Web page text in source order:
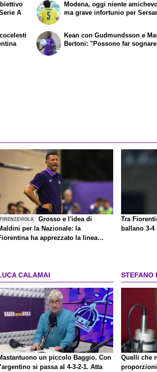
A
Modena, oggi niente
ma grave infortunio per
Kean con Gudmundsson e
Bertoni: "Possono far
FIRENZEVIOLA
Grosso e l'idea di
per la Nazionale: la
ha apprezzato la linea
Tra
ballano 3-
CALAMAI
un piccolo Baggio. Con
l’argentino si passa al 4-3-2-1. Atta
STEFANO
Quelli che